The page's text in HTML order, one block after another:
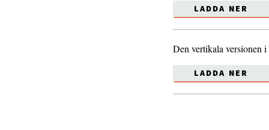
LADDA NER
Den vertikala versionen
LADDA NER